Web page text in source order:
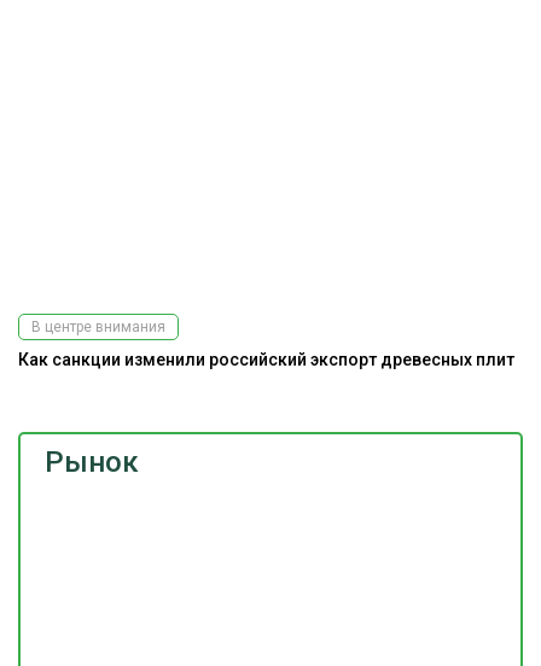
Рынок
В центре внимания
Как санкции изменили российский экспорт древесных плит